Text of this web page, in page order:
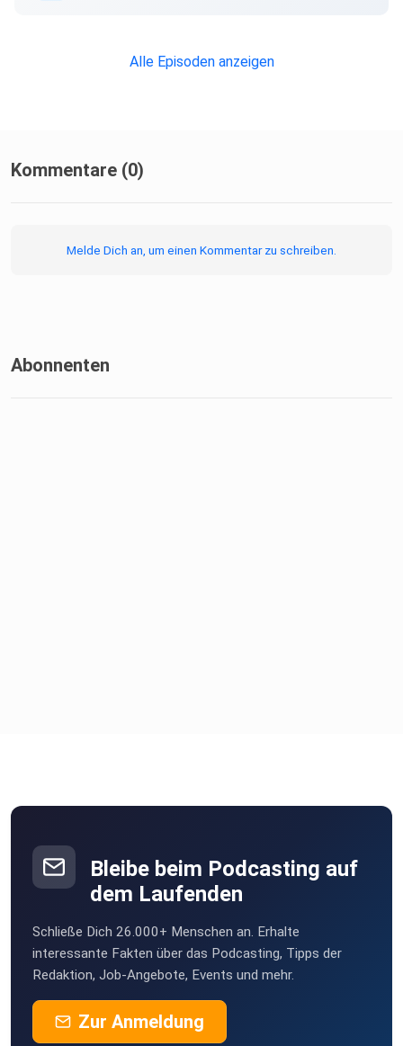
Alle Episoden anzeigen
Kommentare (0)
Melde Dich an, um einen Kommentar zu schreiben.
Abonnenten
Bleibe beim Podcasting auf
dem Laufenden
Schließe Dich 26.000+ Menschen an. Erhalte
interessante Fakten über das Podcasting, Tipps der
Redaktion, Job-Angebote, Events und mehr.
Zur Anmeldung